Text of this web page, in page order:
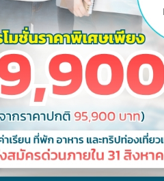
Share
Apple และความยิ่งใหญ่ทางประ
San Francisco / Berkeley บน
เรียนต่อต่างประเทศ